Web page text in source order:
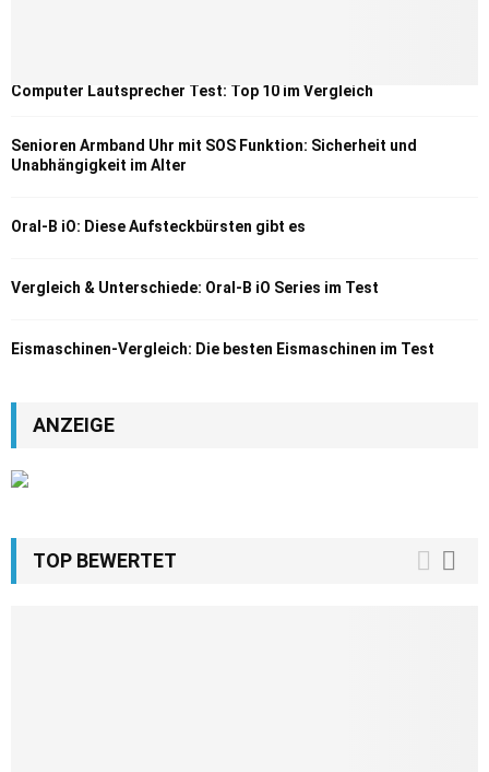
Computer Lautsprecher Test: Top 10 im Vergleich
Senioren Armband Uhr mit SOS Funktion: Sicherheit und
Unabhängigkeit im Alter
Oral-B iO: Diese Aufsteckbürsten gibt es
Vergleich & Unterschiede: Oral-B iO Series im Test
Eismaschinen-Vergleich: Die besten Eismaschinen im Test
ANZEIGE
TOP BEWERTET